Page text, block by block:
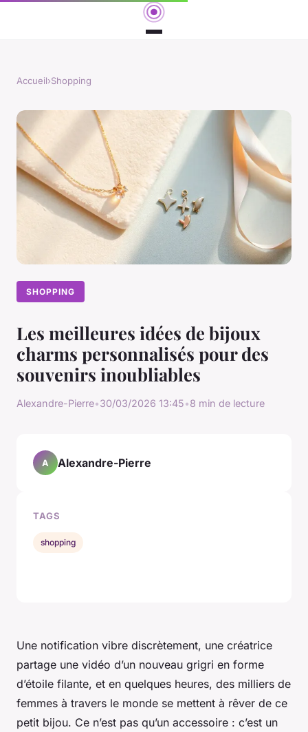
Accueil›Shopping
SHOPPING
Les meilleures idées de bijoux
charms personnalisés pour des
souvenirs inoubliables
Alexandre-Pierre•30/03/2026 13:45•8 min de lecture
Une notification vibre discrètement, une créatrice
partage une vidéo d’un nouveau grigri en forme
d’étoile filante, et en quelques heures, des milliers de
femmes à travers le monde se mettent à rêver de ce
petit bijou. Ce n’est pas qu’un accessoire : c’est un
A Alexandre-Pierre
TAGS
shopping